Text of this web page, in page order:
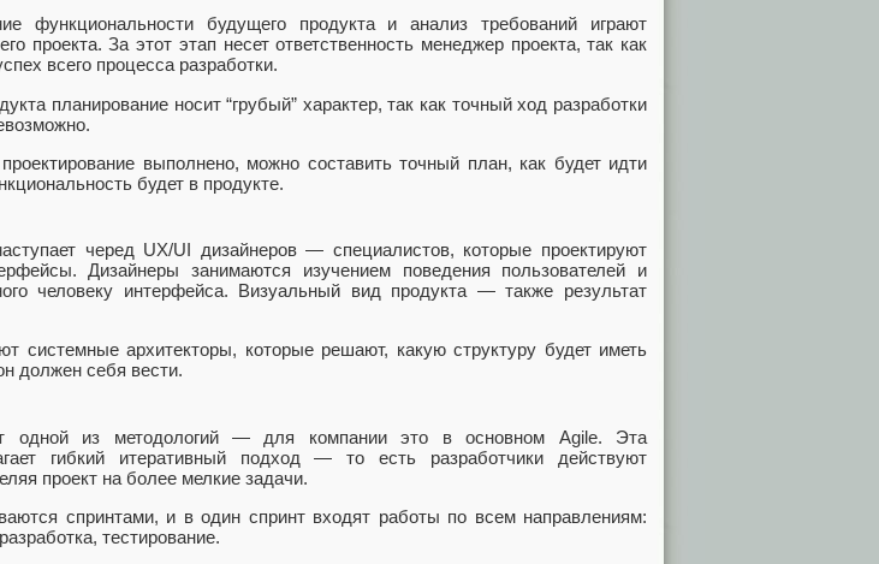
функциональности будущего продукта и анализ требований играют
проекта. За этот этап несет ответственность менеджер проекта, так как
всего процесса разработки.
планирование носит “грубый” характер, так как точный ход разработки
выполнено, можно составить точный план, как будет идти
будет в продукте.
черед UX/UI дизайнеров — специалистов, которые проектируют
Дизайнеры занимаются изучением поведения пользователей и
человеку интерфейса. Визуальный вид продукта — также результат
системные архитекторы, которые решают, какую структуру будет иметь
должен себя вести.
одной из методологий — для компании это в основном Agile. Эта
гибкий итеративный подход — то есть разработчики действуют
проект на более мелкие задачи.
спринтами, и в один спринт входят работы по всем направлениям:
тестирование.